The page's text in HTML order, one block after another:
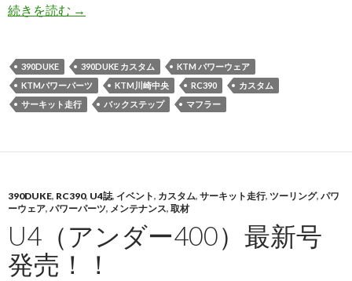
続きを読む カッコいい！RC390レーサー！
→
390DUKE 390DUKE カスタム
KTM パワーウェア
KTMパワーパーツ
KTM川崎中央 RC390
カスタム
サーキット走行
バックステップ マフラー
390DUKE, RC390, U4誌, イベント, カスタム, サーキット走行, ツーリング, パワ
ーウェア, パワーパーツ, メンテナンス, 取材
U4（アンダー400）最新号
発売！！